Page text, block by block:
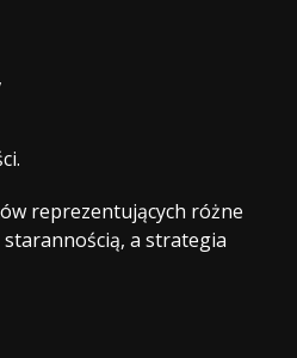
reprezentujących różne
a strategia